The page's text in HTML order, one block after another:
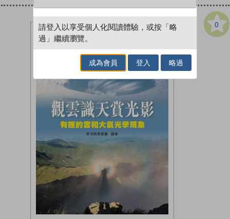
0
請登入以享受個人化閱讀體驗，或按「略
過」繼續瀏覽。
成為會員 登入 略過